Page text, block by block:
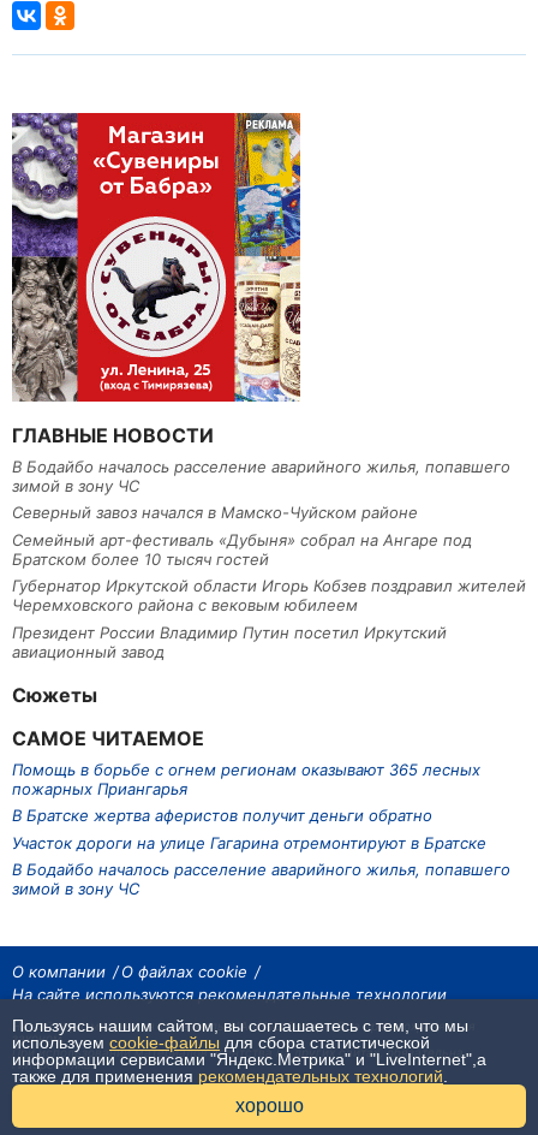
ГЛАВНЫЕ НОВОСТИ
В Бодайбо началось расселение аварийного жилья, попавшего
зимой в зону ЧС
Северный завоз начался в Мамско-Чуйском районе
Семейный арт-фестиваль «Дубыня» собрал на Ангаре под
Братском более 10 тысяч гостей
Губернатор Иркутской области Игорь Кобзев поздравил жителей
Черемховского района с вековым юбилеем
Президент России Владимир Путин посетил Иркутский
авиационный завод
Сюжеты
САМОЕ ЧИТАЕМОЕ
Помощь в борьбе с огнем регионам оказывают 365 лесных
пожарных Приангарья
В Братске жертва аферистов получит деньги обратно
Участок дороги на улице Гагарина отремонтируют в Братске
В Бодайбо началось расселение аварийного жилья, попавшего
зимой в зону ЧС
О компании
О файлах cookie
На сайте используются рекомендательные технологии
На сайте размещаются материалы ИА «Наш Север». Все права охраняются
законом.
При использовании материалов агентства на других сайтах, обязательна
гиперссылка.
Пользуясь нашим сайтом, вы соглашаетесь с тем, что мы
используем cookie-файлы для сбора статистической
информации сервисами "Яндекс.Метрика" и "LiveInternet",а
также для применения рекомендательных технологий
хорошо